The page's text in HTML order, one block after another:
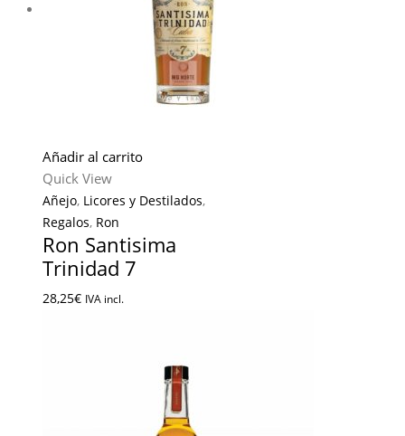
Añadir al carrito
Quick View
Añejo, Licores y Destilados,
Regalos, Ron
Ron Santisima
Trinidad 7
28,25€ IVA incl.